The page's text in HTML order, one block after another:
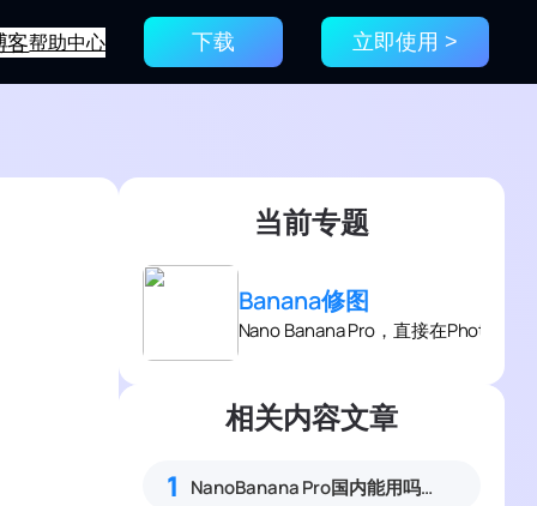
客帮助中心 下载 立即使用 >
当前专题
Banana修图
Nano Banana Pro，直接在
相关内容文章
1 NanoBanana Pro国内能用吗？Nano banana使用教程